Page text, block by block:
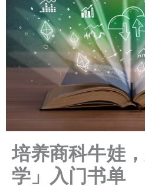
培养商科牛娃
学」入门书单